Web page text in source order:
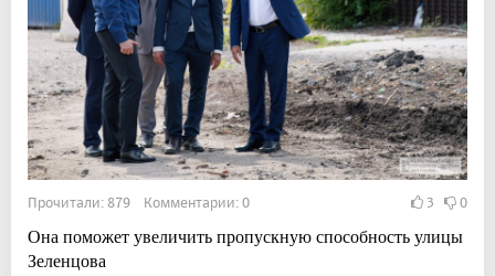
Прочитали: 879 Комментарии: 0 3 0
Она поможет увеличить пропускную способность улицы
Зеленцова